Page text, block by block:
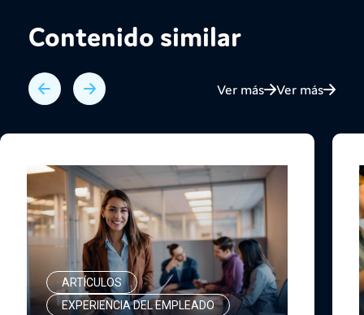
Contenido similar
Ver más
Ver más
ARTÍCULOS
EXPERIENCIA DEL EMPLEADO